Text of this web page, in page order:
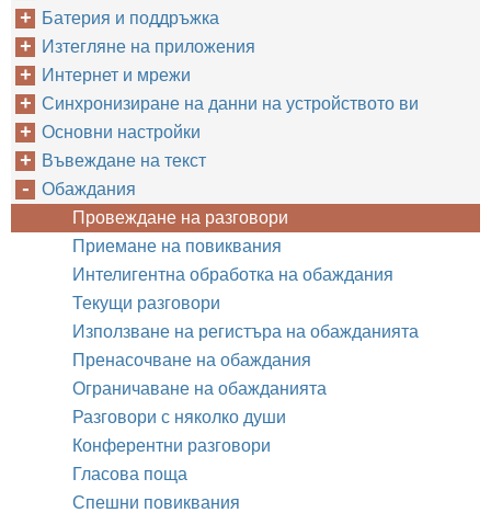
Батерия и поддръжка
Изтегляне на приложения
Интернет и мрежи
Синхронизиране на данни на устройството ви
Основни настройки
Въвеждане на текст
Обаждания
Провеждане на разговори
Приемане на повиквания
Интелигентна обработка на обаждания
Текущи разговори
Използване на регистъра на обажданията
Пренасочване на обаждания
Ограничаване на обажданията
Разговори с няколко души
Конферентни разговори
Гласова поща
Спешни повиквания